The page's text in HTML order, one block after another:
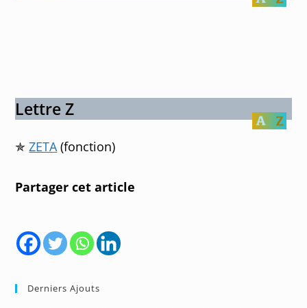
Lettre Z
✯ZETA(fonction)
Partager cet article
Derniers Ajouts